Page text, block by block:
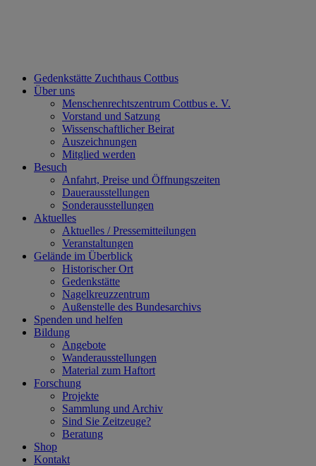
Gedenkstätte Zuchthaus Cottbus
Über uns
Menschenrechtszentrum Cottbus e. V.
Vorstand und Satzung
Wissenschaftlicher Beirat
Auszeichnungen
Mitglied werden
Besuch
Anfahrt, Preise und Öffnungszeiten
Dauerausstellungen
Sonderausstellungen
Aktuelles
Aktuelles / Pressemitteilungen
Veranstaltungen
Gelände im Überblick
Historischer Ort
Gedenkstätte
Nagelkreuzzentrum
Außenstelle des Bundesarchivs
Spenden und helfen
Bildung
Angebote
Wanderausstellungen
Material zum Haftort
Forschung
Projekte
Sammlung und Archiv
Sind Sie Zeitzeuge?
Beratung
Shop
Kontakt